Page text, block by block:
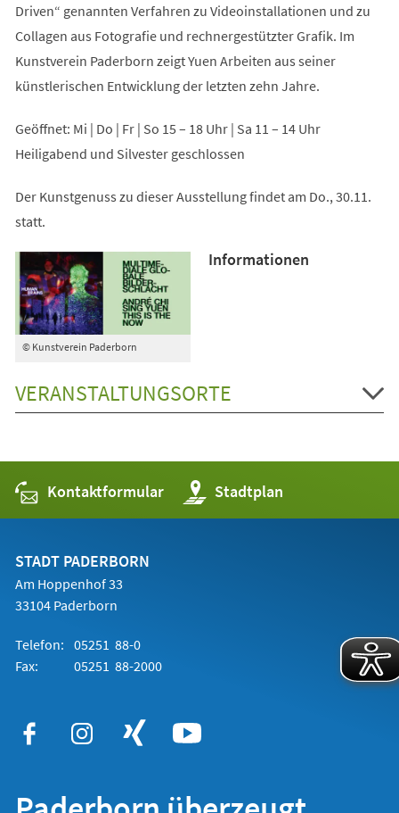
Driven“ genannten Verfahren zu Videoinstallationen und zu
Collagen aus Fotografie und rechnergestützter Grafik. Im
Kunstverein Paderborn zeigt Yuen Arbeiten aus seiner
künstlerischen Entwicklung der letzten zehn Jahre.
Geöffnet: Mi | Do | Fr | So 15 – 18 Uhr | Sa 11 – 14 Uhr
Heiligabend und Silvester geschlossen
Der Kunstgenuss zu dieser Ausstellung findet am Do., 30.11.
statt.
© Kunstverein Paderborn
Informationen
VERANSTALTUNGSORTE
Kontaktformular Stadtplan
(Öffnet
in
einem
STADT PADERBORN
Am Hoppenhof 33
33104 Paderborn
Telefon: 05251 88-0
Fax:
05251 88-2000